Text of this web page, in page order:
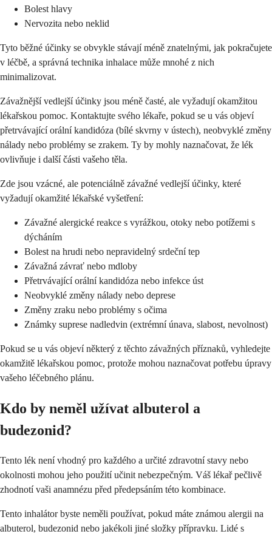
Bolest hlavy
Nervozita nebo neklid
Tyto běžné účinky se obvykle stávají méně znatelnými, jak pokračujete
v léčbě, a správná technika inhalace může mnohé z nich
minimalizovat.
Závažnější vedlejší účinky jsou méně časté, ale vyžadují okamžitou
lékařskou pomoc. Kontaktujte svého lékaře, pokud se u vás objeví
přetrvávající orální kandidóza (bílé skvrny v ústech), neobvyklé změny
nálady nebo problémy se zrakem. Ty by mohly naznačovat, že lék
ovlivňuje i další části vašeho těla.
Zde jsou vzácné, ale potenciálně závažné vedlejší účinky, které
vyžadují okamžité lékařské vyšetření:
Závažné alergické reakce s vyrážkou, otoky nebo potížemi s
dýcháním
Bolest na hrudi nebo nepravidelný srdeční tep
Závažná závrať nebo mdloby
Přetrvávající orální kandidóza nebo infekce úst
Neobvyklé změny nálady nebo deprese
Změny zraku nebo problémy s očima
Známky suprese nadledvin (extrémní únava, slabost, nevolnost)
Pokud se u vás objeví některý z těchto závažných příznaků, vyhledejte
okamžitě lékařskou pomoc, protože mohou naznačovat potřebu úpravy
vašeho léčebného plánu.
Kdo by neměl užívat albuterol a
budezonid?
Tento lék není vhodný pro každého a určité zdravotní stavy nebo
okolnosti mohou jeho použití učinit nebezpečným. Váš lékař pečlivě
zhodnotí vaši anamnézu před předepsáním této kombinace.
Tento inhalátor byste neměli používat, pokud máte známou alergii na
albuterol, budezonid nebo jakékoli jiné složky přípravku. Lidé s